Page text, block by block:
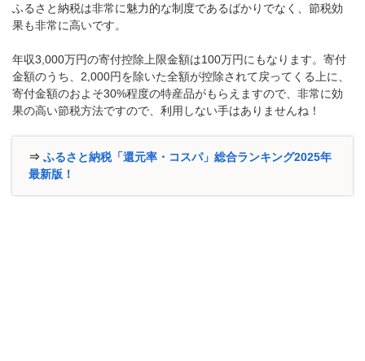
ふるさと納税は非常に魅力的な制度であるばかりでなく、節税効
果も非常に高いです。
年収3,000万円の寄付控除上限金額は100万円にもなります。寄付
金額のうち、2,000円を除いた全額が控除されて戻ってくる上に、
寄付金額のおよそ30%程度の特産品がもらえますので、非常に効
果の高い節税方法ですので、利用しない手はありませんね！
⇒ ふるさと納税「還元率・コスパ」総合ランキング2025年
最新版！